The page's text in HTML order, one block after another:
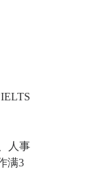
IELTS
人事
满3